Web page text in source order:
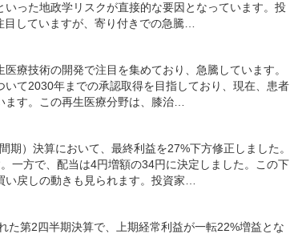
った地政学リスクが直接的な要因となっています。投
していますが、寄り付きでの急騰…
療技術の開発で注目を集めており、急騰しています。
て2030年までの承認取得を目指しており、現在、患者
す。この再生医療分野は、膝治…
）決算において、最終利益を27%下方修正しました。
一方で、配当は4円増額の34円に決定しました。この下
戻しの動きも見られます。投資家…
第2四半期決算で、上期経常利益が一転22%増益とな